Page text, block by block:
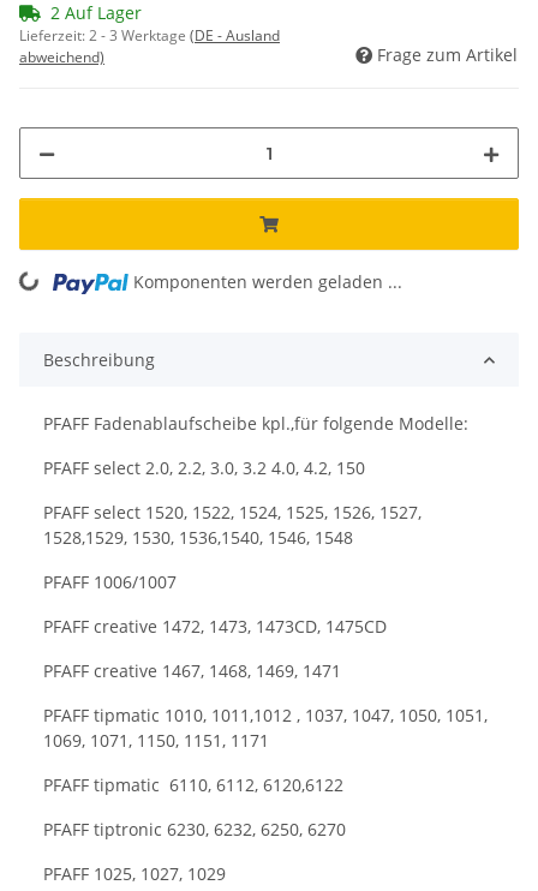
2 Auf Lager
Lieferzeit:2 - 3 Werktage (DE - Ausland
abweichend)
Frage zum Artikel
Komponenten werden geladen ...
Beschreibung
PFAFF Fadenablaufscheibe kpl.,für folgende Modelle:
PFAFF select 2.0, 2.2, 3.0, 3.2 4.0, 4.2, 150
PFAFF select 1520, 1522, 1524, 1525, 1526, 1527,
1528,1529, 1530, 1536,1540, 1546, 1548
PFAFF 1006/1007
PFAFF creative 1472, 1473, 1473CD, 1475CD
PFAFF creative 1467, 1468, 1469, 1471
PFAFF tipmatic 1010, 1011,1012 , 1037, 1047, 1050, 1051,
1069, 1071, 1150, 1151, 1171
PFAFF tipmatic 6110, 6112, 6120,6122
PFAFF tiptronic 6230, 6232, 6250, 6270
PFAFF 1025, 1027, 1029